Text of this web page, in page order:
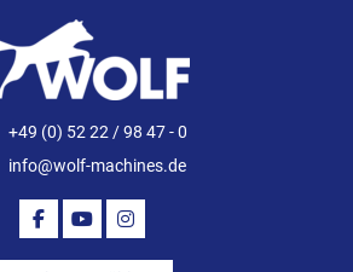
+49 (0) 52 22 / 98 47 - 0
info@wolf-machines.de
FACEBOOK
YOUTUBEINSTAGRAM